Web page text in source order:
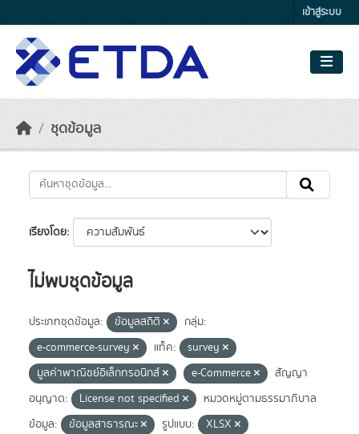
เข้าสู่ระบบ
ชุดข้อมูล
เรียงโดย
ไม่พบชุดข้อมูล
ประเภทชุดข้อมูล: ข้อมูลสถิติ
กลุ่ม:
e-commerce-survey
แท็ค:
survey
มูลค่าพาณิชย์อิเล็กทรอนิกส์
e-Commerce
สัญญา
อนุญาต:
License not specified
หมวดหมู่ตามธรรมาภิบาล
ข้อมูล:
ข้อมูลสาธารณะ รูปแบบ:
XLSX